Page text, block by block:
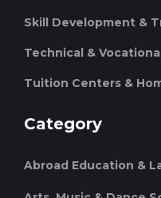
Skill Development &
Technical &
Tuition Centers &
Category
Abroad Education &